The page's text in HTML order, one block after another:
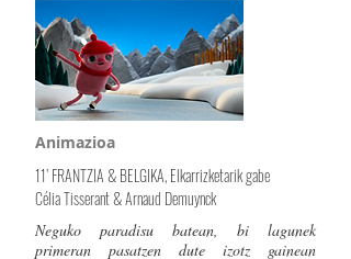
Animazioa
11’ FRANTZIA & BELGIKA, Elkarrizketarik gabe
Célia Tisserant & Arnaud Demuynck
Neguko paradisu batean, bi lagunek
primeran pasatzen dute izotz gainean